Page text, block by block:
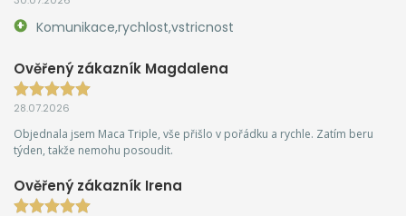
Komunikace,rychlost,vstricnost
Ověřený zákazník Magdalena
28.07.2026
Objednala jsem Maca Triple, vše přišlo v pořádku a rychle. Zatím beru
týden, takže nemohu posoudit.
Ověřený zákazník Irena